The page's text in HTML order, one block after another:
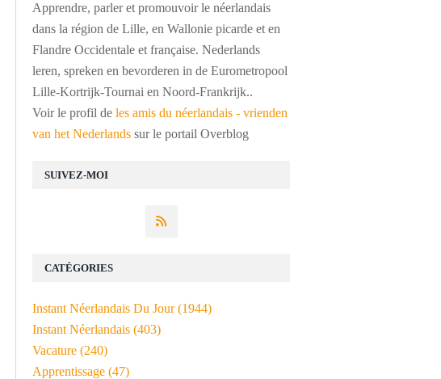
SUIVEZ-MOI
Apprendre, parler et promouvoir le néerlandais
dans la région de Lille, en Wallonie picarde et en
Flandre Occidentale et française. Nederlands
leren, spreken en bevorderen in de Eurometropool
Lille-Kortrijk-Tournai en Noord-Frankrijk..
Voir le profil de les amis du néerlandais - vrienden
van het Nederlands sur le portail Overblog
CATÉGORIES
Instant Néerlandais Du Jour(1944)
Instant Néerlandais (403)
Vacature (240)
Apprentissage (47)